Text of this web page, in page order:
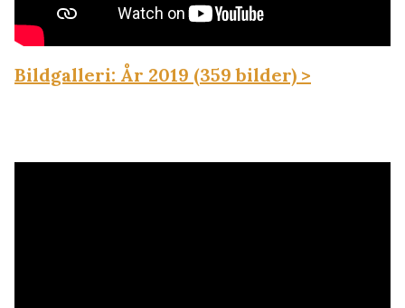
Bildgalleri: År 2019 (359 bilder) >